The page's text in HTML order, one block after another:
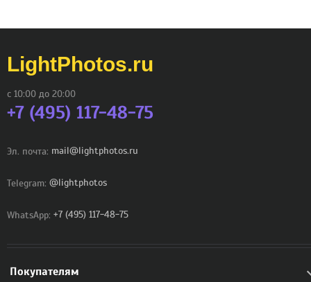
LightPhotos.ru
с 10:00 до 20:00
+7 (495) 117-48-75
Эл. почта: mail@lightphotos.ru
Telegram: @lightphotos
WhatsApp: +7 (495) 117-48-75
Покупателям